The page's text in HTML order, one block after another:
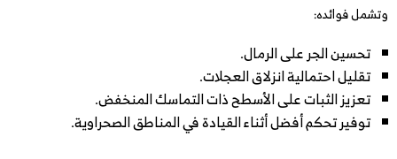
وتشمل فوائده:
تحسين الجر على الرمال.
تقليل احتمالية انزلاق العجلات.
تعزيز الثبات على الأسطح ذات التماسك المنخفض.
توفير تحكم أفضل أثناء القيادة في المناطق الصحراوية.